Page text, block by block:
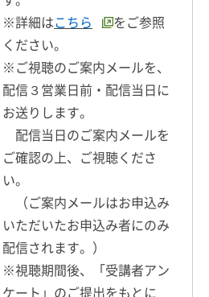
※詳細はこちら
をご参照
ください。
※ご視聴のご案内メールを、
配信３営業日前・配信当日に
お送りします。
配信当日のご案内メールを
ご確認の上、ご視聴くださ
い。
（ご案内メールはお申込み
いただいたお申込み者にのみ
配信されます。）
※視聴期間後、「受講者アン
ケート」のご提出をもとに